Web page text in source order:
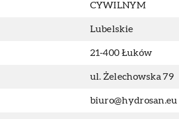
CYWILNYM
Lubelskie
21-400 Łuków
ul. Żelechowska 79
biuro@hydrosan.eu